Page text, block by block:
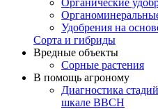
Органические
Удобрения на
Сорта и гибриды
Вредные объекты
Сорные растения
В помощь агроному
Диагностика
шкале ВВСН